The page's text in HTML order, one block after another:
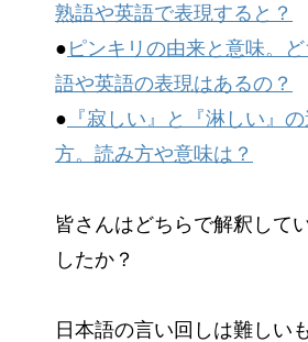
熟語や英語で表現すると？
● ピンキリの由来と意味。
語や英語の表現はあるの？
● 『寂しい』と『淋しい』
方。読み方や意味は？
皆さんはどちらで解釈して
したか？
日本語の言い回しは難しい